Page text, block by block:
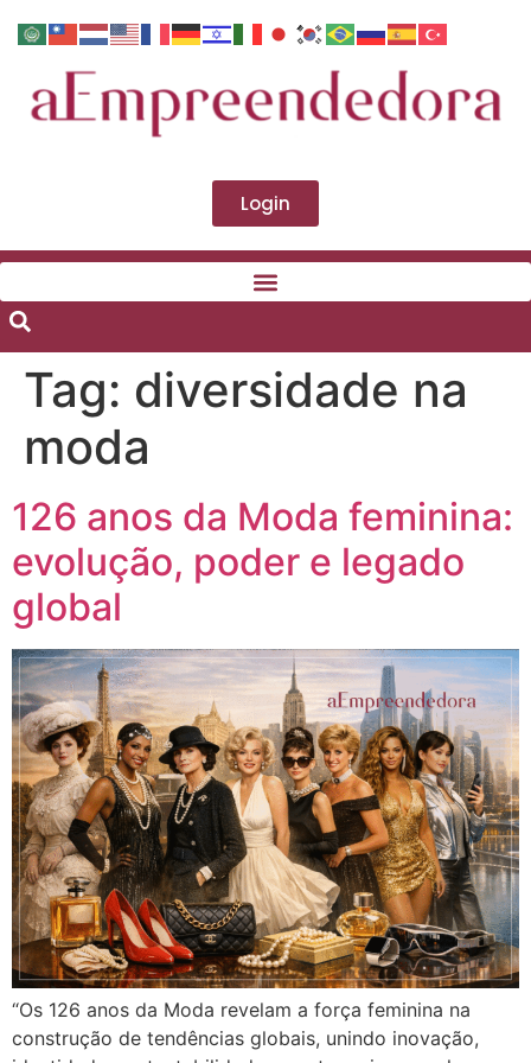
Login
Tag: diversidade na
moda
126 anos da Moda feminina:
evolução, poder e legado
global
“Os 126 anos da Moda revelam a força feminina na
construção de tendências globais, unindo inovação,